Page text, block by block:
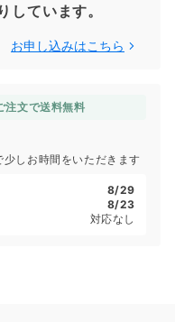
しています。
お申し込みはこちら
文で送料無料
しお時間をいただきます
8/29
8/23
対応なし